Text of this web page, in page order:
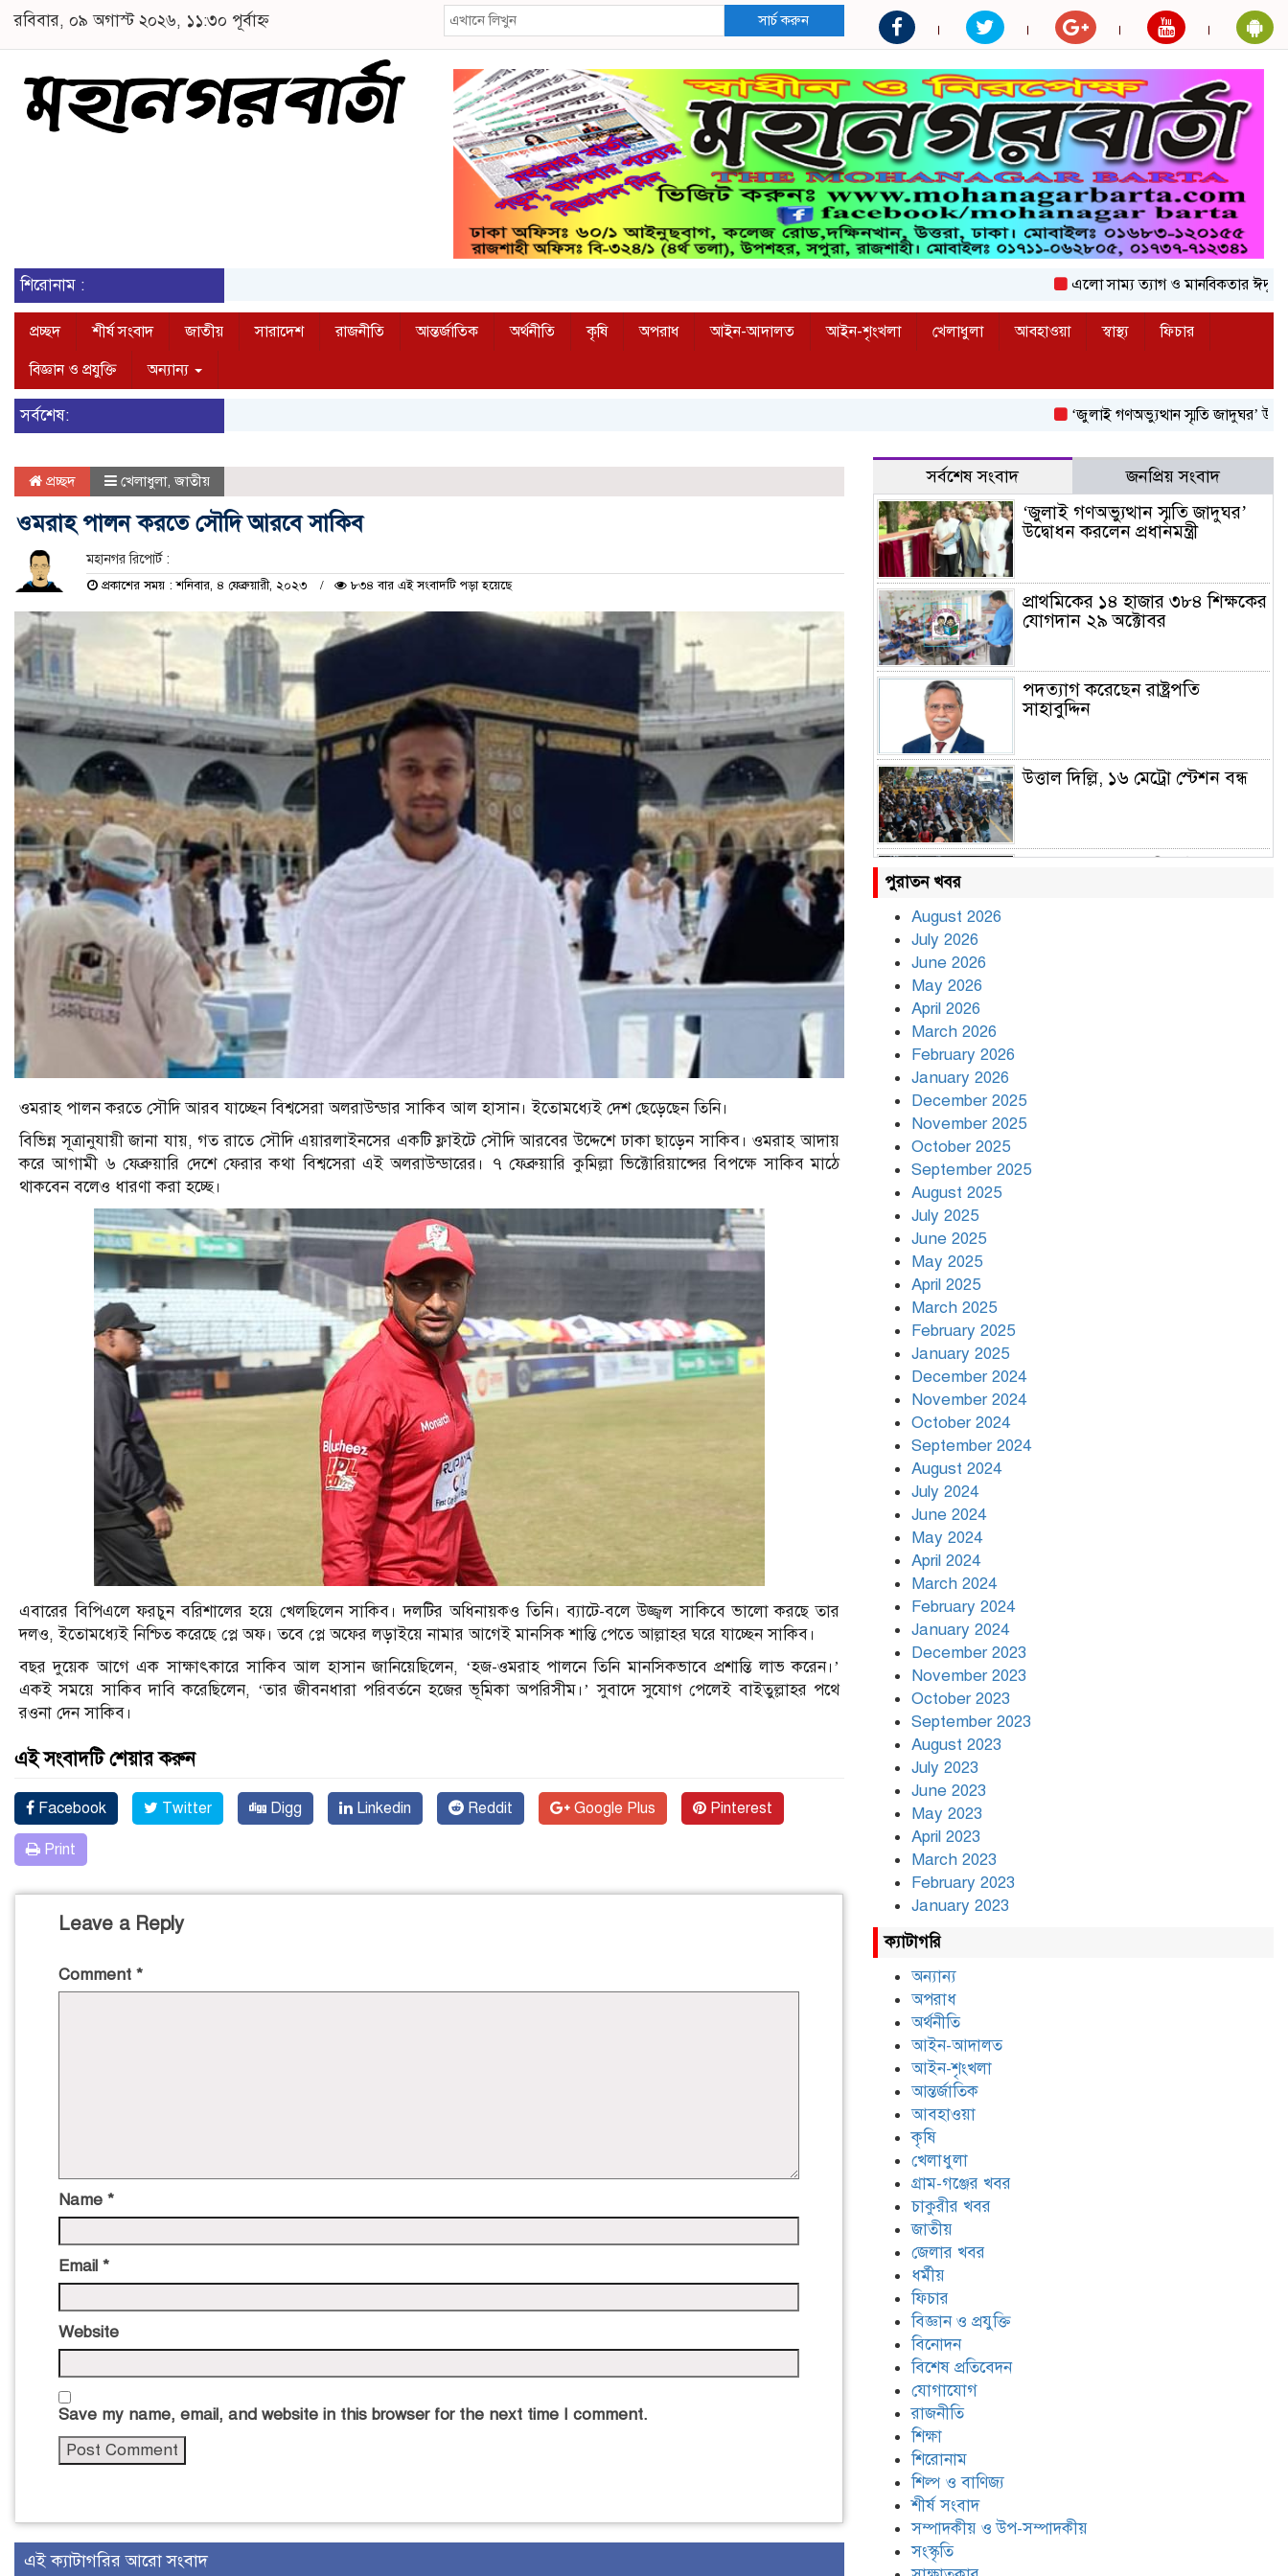
রবিবার, ০৯ অগাস্ট ২০২৬, ১১:৩০ পূর্বাহ্ন সার্চ করুন
শিরোনাম : এলো সাম্য ত্যাগ ও মানবিকতার ঈদুল আজহা
প্রচ্ছদ শীর্ষ সংবাদ জাতীয় সারাদেশ রাজনীতি আন্তর্জাতিক অর্থনীতি কৃষি অপরাধ আইন-আদালত আইন-শৃংখলা খেলাধুলা আবহাওয়া স্বাস্থ্য
ফিচার
বিজ্ঞান ও প্রযুক্তি
অন্যান্য
সর্বশেষ: ‘জুলাই গণঅভ্যুত্থান স্মৃতি জাদুঘর’ উদ্বোধন করলেন
প্রচ্ছদ খেলাধুলা,জাতীয়
ওমরাহ পালন করতে সৌদি আরবে সাকিব
মহানগর রিপোর্ট :
প্রকাশের সময় : শনিবার, ৪ ফেব্রুয়ারী, ২০২৩ ৮৩৪ বার এই সংবাদটি পড়া হয়েছে
ওমরাহ পালন করতে সৌদি আরব যাচ্ছেন বিশ্বসেরা অলরাউন্ডার সাকিব আল হাসান। ইতোমধ্যেই দেশ ছেড়েছেন তিনি।
বিভিন্ন সূত্রানুযায়ী জানা যায়, গত রাতে সৌদি এয়ারলাইনসের একটি ফ্লাইটে সৌদি আরবের উদ্দেশে ঢাকা ছাড়েন সাকিব। ওমরাহ আদায়
করে আগামী ৬ ফেব্রুয়ারি দেশে ফেরার কথা বিশ্বসেরা এই অলরাউন্ডারের। ৭ ফেব্রুয়ারি কুমিল্লা ভিক্টোরিয়ান্সের বিপক্ষে সাকিব মাঠে
থাকবেন বলেও ধারণা করা হচ্ছে।
এবারের বিপিএলে ফরচুন বরিশালের হয়ে খেলছিলেন সাকিব। দলটির অধিনায়কও তিনি। ব্যাটে-বলে উজ্জ্বল সাকিবে ভালো করছে তার
দলও, ইতোমধ্যেই নিশ্চিত করেছে প্লে অফ। তবে প্লে অফের লড়াইয়ে নামার আগেই মানসিক শান্তি পেতে আল্লাহর ঘরে যাচ্ছেন সাকিব।
বছর দুয়েক আগে এক সাক্ষাৎকারে সাকিব আল হাসান জানিয়েছিলেন, ‘হজ-ওমরাহ পালনে তিনি মানসিকভাবে প্রশান্তি লাভ করেন।’
একই সময়ে সাকিব দাবি করেছিলেন, ‘তার জীবনধারা পরিবর্তনে হজের ভূমিকা অপরিসীম।’ সুবাদে সুযোগ পেলেই বাইতুল্লাহর পথে
রওনা দেন সাকিব।
এই সংবাদটি শেয়ার করুন
Facebook Twitter Digg Linkedin Reddit Google Plus Pinterest
Print
Leave a Reply
Comment *
Name *
Email *
Website
Save my name, email, and website in this browser for the next time I comment.
এই ক্যাটাগরির আরো সংবাদ
সর্বশেষ সংবাদ জনপ্রিয় সংবাদ
‘জুলাই গণঅভ্যুত্থান স্মৃতি জাদুঘর’
উদ্বোধন করলেন প্রধানমন্ত্রী
প্রাথমিকের ১৪ হাজার ৩৮৪ শিক্ষকের
যোগদান ২৯ অক্টোবর
পদত্যাগ করেছেন রাষ্ট্রপতি
সাহাবুদ্দিন
উত্তাল দিল্লি, ১৬ মেট্রো স্টেশন বন্ধ
বৃষ্টি থামার নাম নেই, পথে পথে
পুরাতন খবর
August 2026
July 2026
June 2026
May 2026
April 2026
March 2026
February 2026
January 2026
December 2025
November 2025
October 2025
September 2025
August 2025
July 2025
June 2025
May 2025
April 2025
March 2025
February 2025
January 2025
December 2024
November 2024
October 2024
September 2024
August 2024
July 2024
June 2024
May 2024
April 2024
March 2024
February 2024
January 2024
December 2023
November 2023
October 2023
September 2023
August 2023
July 2023
June 2023
May 2023
April 2023
March 2023
February 2023
January 2023
ক্যাটাগরি
অন্যান্য
অপরাধ
অর্থনীতি
আইন-আদালত
আইন-শৃংখলা
আন্তর্জাতিক
আবহাওয়া
কৃষি
খেলাধুলা
গ্রাম-গঞ্জের খবর
চাকুরীর খবর
জাতীয়
জেলার খবর
ধর্মীয়
ফিচার
বিজ্ঞান ও প্রযুক্তি
বিনোদন
বিশেষ প্রতিবেদন
যোগাযোগ
রাজনীতি
শিক্ষা
শিরোনাম
শিল্প ও বাণিজ্য
শীর্ষ সংবাদ
সম্পাদকীয় ও উপ-সম্পাদকীয়
সংস্কৃতি